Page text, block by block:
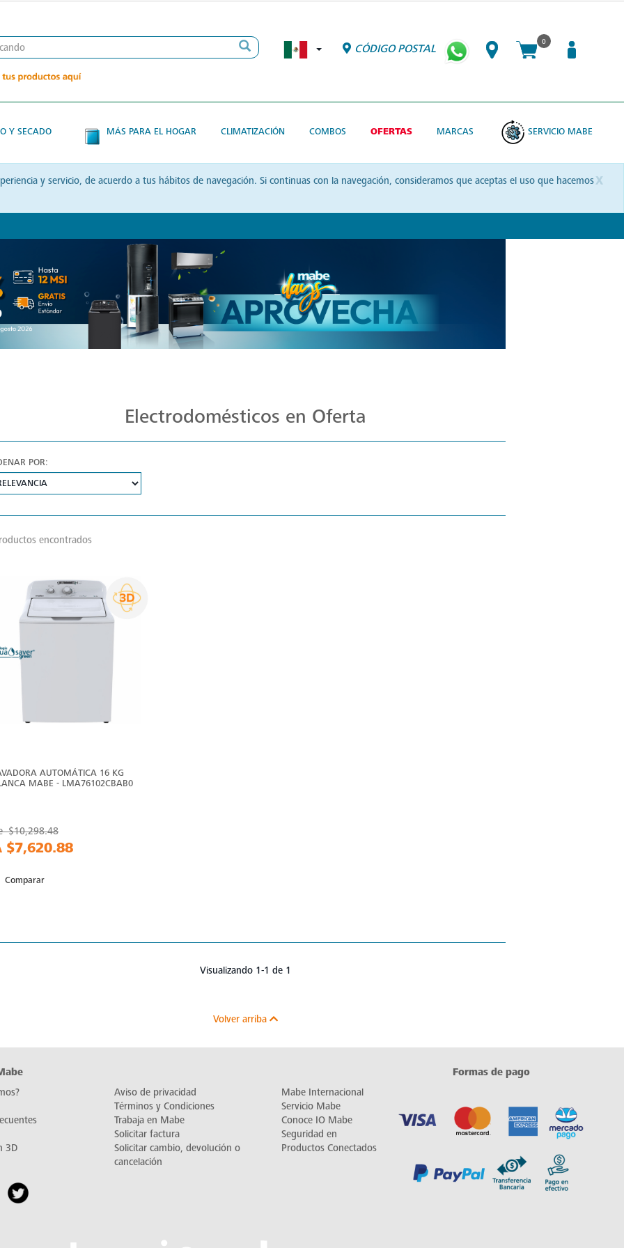
CÓDIGO POSTAL
0
Y SECADO MÁS PARA EL HOGAR CLIMATIZACIÓN COMBOS OFERTAS MARCAS SERVICIO MABE
x
y servicio, de acuerdo a tus hábitos de navegación. Si continuas con la navegación, consideramos que aceptas el uso que hacemos
Electrodomésticos en Oferta
POR:
encontrados
AUTOMÁTICA 16 KG
MABE - LMA76102CBAB0
$10,298.48
$7,620.88
Comparar
Visualizando 1-1 de 1
Volver arriba
3D
Aviso de privacidad
Términos y Condiciones
Trabaja en Mabe
Solicitar factura
Solicitar cambio, devolución o
cancelación
Mabe Internacional
Servicio Mabe
Conoce IO Mabe
Seguridad en
Productos Conectados
Formas de pago